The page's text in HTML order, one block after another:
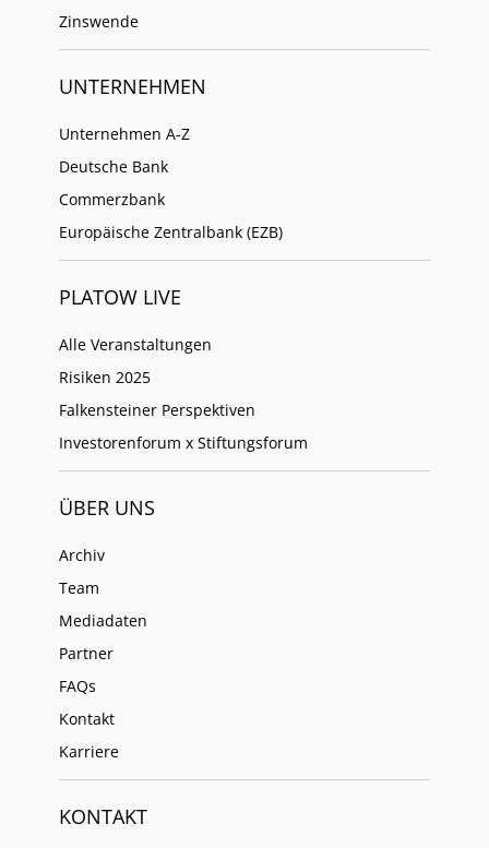
Zinswende
UNTERNEHMEN
Unternehmen A-Z
Deutsche Bank
Commerzbank
Europäische Zentralbank (EZB)
PLATOW LIVE
Alle Veranstaltungen
Risiken 2025
Falkensteiner Perspektiven
Investorenforum x Stiftungsforum
ÜBER UNS
Archiv
Team
Mediadaten
Partner
FAQs
Kontakt
Karriere
KONTAKT